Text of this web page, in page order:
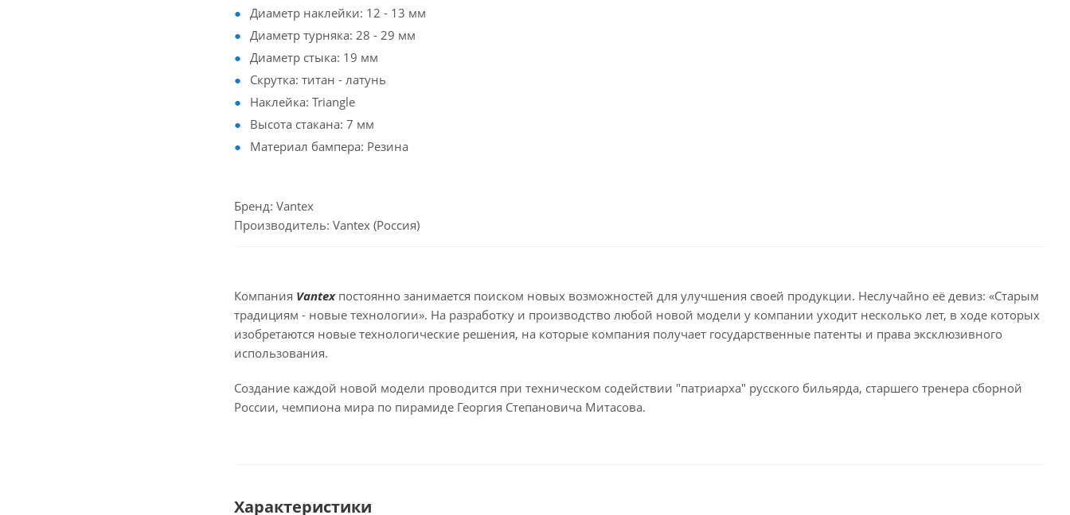
Диаметр наклейки: 12 - 13 мм
Диаметр турняка: 28 - 29 мм
Диаметр стыка: 19 мм
Скрутка: титан - латунь
Наклейка: Triangle
Высота стакана: 7 мм
Материал бампера: Резина
Бренд: Vantex
Производитель: Vantex (Россия)
Компания Vantexпостоянно занимается поиском новых возможностей для улучшения своей продукции. Неслучайно её девиз: «Старым
традициям - новые технологии». На разработку и производство любой новой модели у компании уходит несколько лет, в ходе которых
изобретаются новые технологические решения, на которые компания получает государственные патенты и права эксклюзивного
использования.
Создание каждой новой модели проводится при техническом содействии "патриарха" русского бильярда, старшего тренера сборной
России, чемпиона мира по пирамиде Георгия Степановича Митасова.
Характеристики